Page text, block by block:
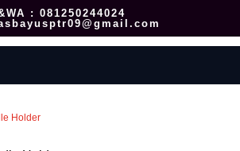
: 081250244024